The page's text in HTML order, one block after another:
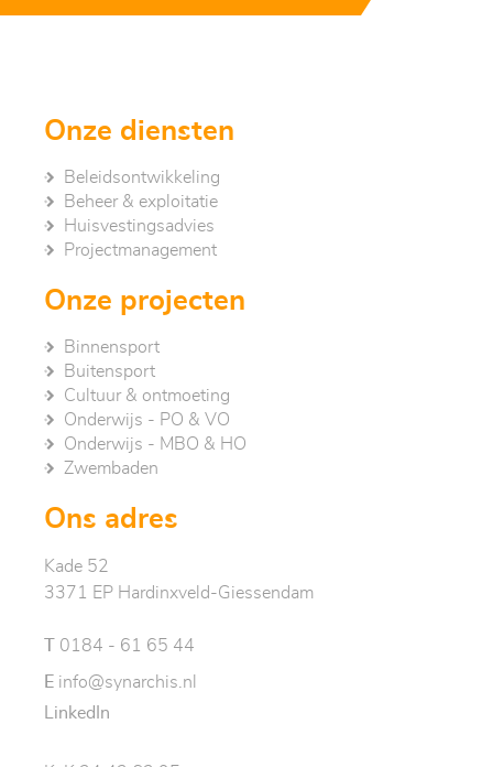
Onze diensten
Beleidsontwikkeling
Beheer & exploitatie
Huisvestingsadvies
Project­management
Onze projecten
Binnensport
Buitensport
Cultuur & ontmoeting
Onderwijs - PO & VO
Onderwijs - MBO & HO
Zwembaden
Ons adres
Kade 52
3371 EP Hardinxveld-Giessendam
0184 - 61 65 44
E info@synarchis.nl
LinkedIn